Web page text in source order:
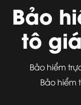
Bảo
tô
Bảo hiểm
Bảo hiểm